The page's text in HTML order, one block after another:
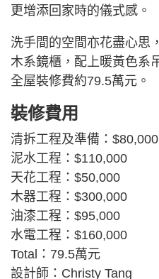
更增添回家時的儀式感。
洗手間的空間亦花盡心思
木系鏡櫃，配上暖黃色系
全屋裝修費約79.5萬元。
裝修費用
清拆工程及準備：$80,000
泥水工程：$110,000
天花工程：$50,000
木器工程：$300,000
油漆工程：$95,000
水電工程：$160,000
Total：79.5萬元
設計師：Christy Tang